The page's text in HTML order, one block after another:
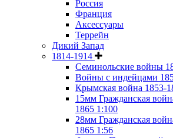
Россия
Франция
Аксессуары
Террейн
Дикий Запад
1814-1914
Семинольские войны
Войны с индейцами
Крымская война 1853-
15мм Гражданская
1865 1:100
28мм Гражданская
1865 1:56